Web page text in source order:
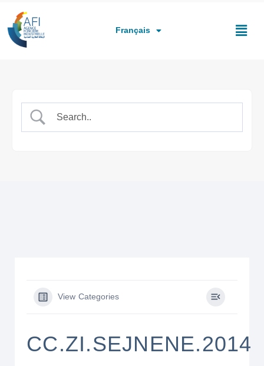
Français
English
View Categories
CC.ZI.SEJNENE.2014